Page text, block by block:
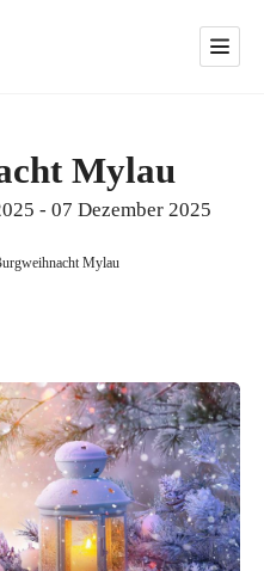
Mylau
- 07 Dezember 2025
Mylau